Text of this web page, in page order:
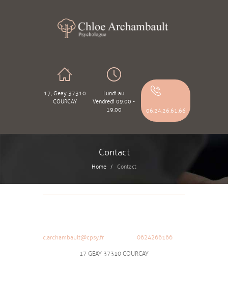
17, Geay 37310
COURCAY
Lundi au
Vendredi 09.00 -
19.00
06.24.26.61.66
Contact
Home Contact
c.archambault@cpsy.fr 0624266166
17 GEAY 37310 COURCAY